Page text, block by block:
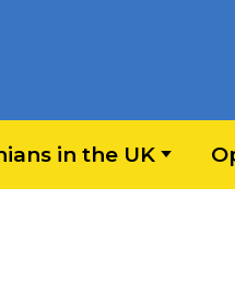
in the UK